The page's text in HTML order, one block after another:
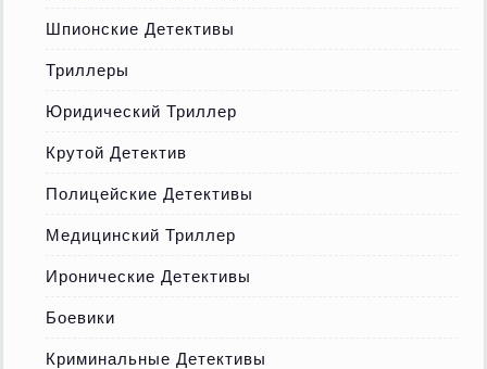
Шпионские Детективы
Триллеры
Юридический Триллер
Крутой Детектив
Полицейские Детективы
Медицинский Триллер
Иронические Детективы
Боевики
Криминальные Детективы